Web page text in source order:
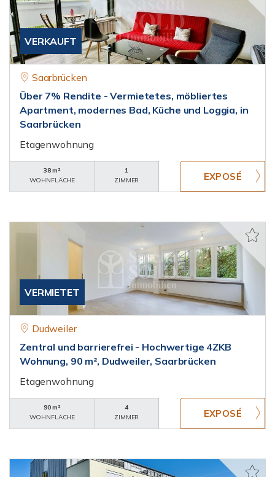
VERKAUFT
Saarbrücken
Über 7% Rendite - Vermietetes, möbliertes
Apartment, modernes Bad, Küche und Loggia, in
Saarbrücken
Etagenwohnung
38 m²
WOHNFLÄCHE
1
ZIMMER
VERMIETET
Dudweiler
Zentral und barrierefrei - Hochwertige 4ZKB
Wohnung, 90 m², Dudweiler, Saarbrücken
Etagenwohnung
90 m²
WOHNFLÄCHE
4
ZIMMER